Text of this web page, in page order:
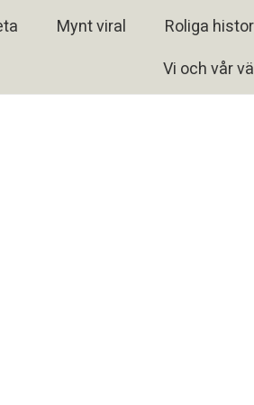
Mynt viral Roliga
Vi och vår